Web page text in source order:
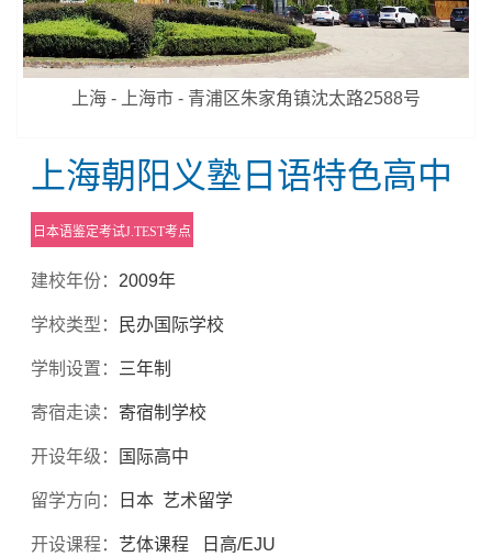
上海 - 上海市 - 青浦区朱家角镇沈太路2588号
上海朝阳义塾日语特色高中
日本语鉴定考试J.TEST考点
建校年份： 2009年
学校类型： 民办国际学校
学制设置： 三年制
寄宿走读： 寄宿制学校
开设年级： 国际高中
留学方向： 日本 艺术留学
开设课程： 艺体课程 日高/EJU